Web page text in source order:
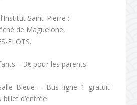
Saint-Pierre :
de Maguelone,
FLOTS.
– 3€ pour les parents
Bleue – Bus ligne 1 gratuit
d’entrée.